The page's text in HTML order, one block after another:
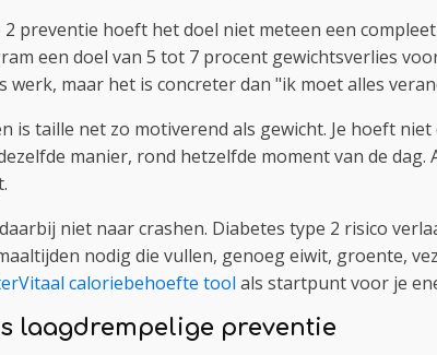
preventie hoeft het doel niet meteen een
een doel van 5 tot 7 procent gewichtsverlies
werk, maar het is concreter dan "ik moet alles
is taille net zo motiverend als gewicht. Je hoeft
manier, rond hetzelfde moment van de
niet naar crashen. Diabetes type 2 risico
nodig die vullen, genoeg eiwit, groente,
caloriebehoefte tool als startpunt voor je
laagdrempelige preventie